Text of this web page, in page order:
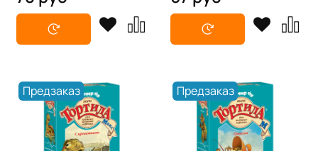
Предзаказ Предзаказ